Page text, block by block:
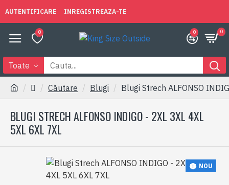
AUTENTIFICARE INREGISTREAZA-TE
0 0 0
Toate
Căutare Blugi Blugi Strech ALFONSO
BLUGI STRECH ALFONSO INDIGO - 2XL 3XL 4XL
5XL 6XL 7XL
NOU